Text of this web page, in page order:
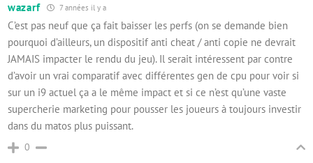
wazarf 7 années il y a
C’est pas neuf que ça fait baisser les perfs (on se demande bien
pourquoi d’ailleurs, un dispositif anti cheat / anti copie ne devrait
JAMAIS impacter le rendu du jeu). Il serait intéressent par contre
d’avoir un vrai comparatif avec différentes gen de cpu pour voir si
sur un i9 actuel ça a le même impact et si ce n’est qu’une vaste
supercherie marketing pour pousser les joueurs à toujours investir
dans du matos plus puissant.
0